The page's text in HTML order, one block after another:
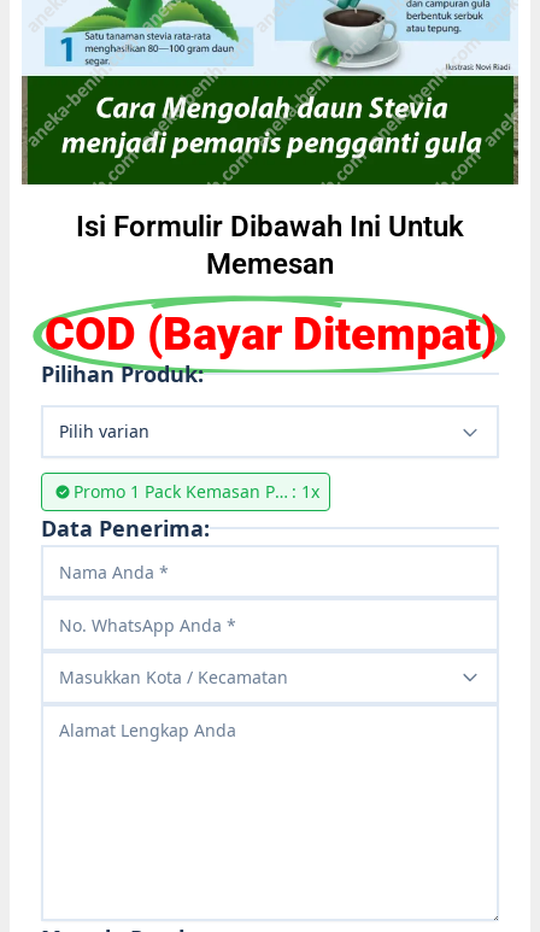
Isi Formulir Dibawah Ini Untuk
Memesan
COD (Bayar Ditempat)
Pilihan Produk:
Pilih varian
Promo 1 Pack Kemasan Pa
brik Rp. 124.900
: 1x
Data Penerima:
Masukkan Kota / Kecamatan